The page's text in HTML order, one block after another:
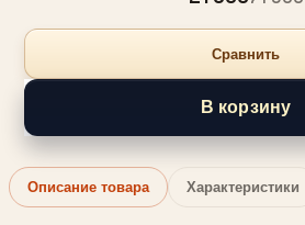
Сравнить
В корзину
Описание товара Характеристики